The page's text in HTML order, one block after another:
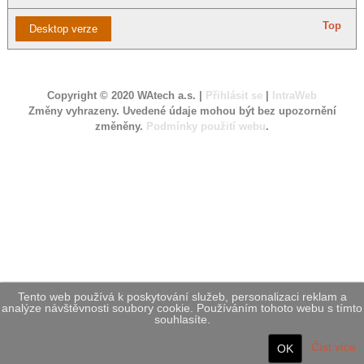
Desktop verze Top
Copyright © 2020 WAtech a.s. | Přihlásit se
IntraWeb
Změny vyhrazeny. Uvedené údaje mohou být bez upozornění
změněny. Podmínky použití webu.
Tento web používá k poskytování služeb, personalizaci reklam a
analýze návštěvnosti soubory cookie. Používáním tohoto webu s tímto
souhlasíte.
Číst více
OK